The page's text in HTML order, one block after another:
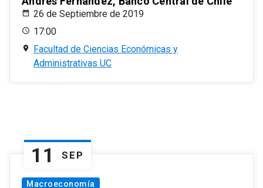
26 de Septiembre de 2019
17:00
Facultad de Ciencias Económicas y
Administrativas UC
11 SEP
Macroeconomía